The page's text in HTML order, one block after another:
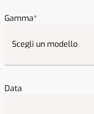
Gamma
Data